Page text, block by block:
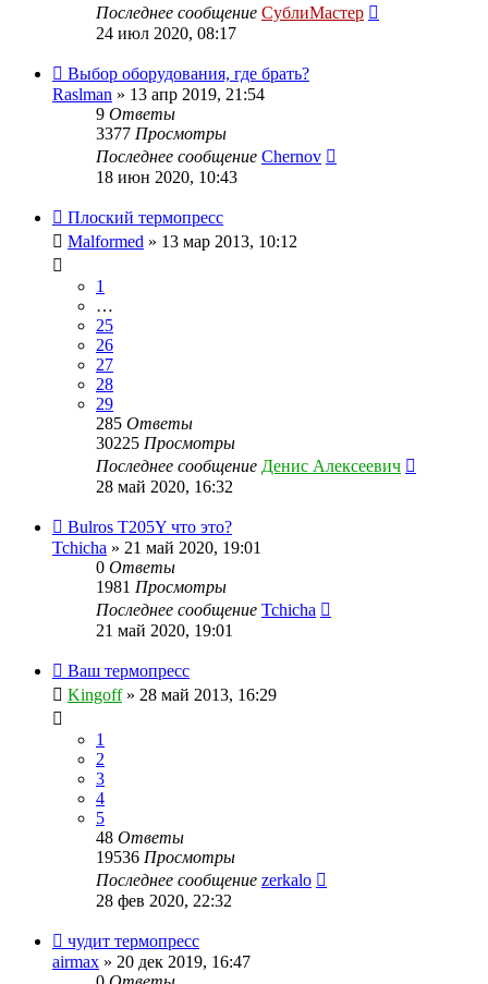
Последнее сообщение СублиМастер
24 июл 2020, 08:17
Выбор оборудования, где брать?
Raslman » 13 апр 2019, 21:54
9 Ответы
3377 Просмотры
Последнее сообщение Chernov
18 июн 2020, 10:43
Плоский термопресс
Malformed » 13 мар 2013, 10:12
1
…
25
26
27
28
29
285 Ответы
30225 Просмотры
Последнее сообщение Денис Алексеевич
28 май 2020, 16:32
Bulros T205Y что это?
Tchicha » 21 май 2020, 19:01
0 Ответы
1981 Просмотры
Последнее сообщение Tchicha
21 май 2020, 19:01
Ваш термопресс
Kingoff» 28 май 2013, 16:29
1
2
3
4
5
48 Ответы
19536 Просмотры
Последнее сообщение zerkalo
28 фев 2020, 22:32
чудит термопресс
airmax » 20 дек 2019, 16:47